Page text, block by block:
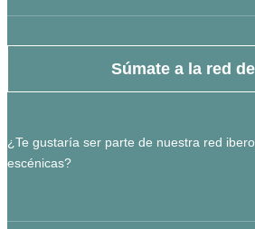
Súmate a la red
¿Te gustaría ser parte de nuestra red
escénicas?